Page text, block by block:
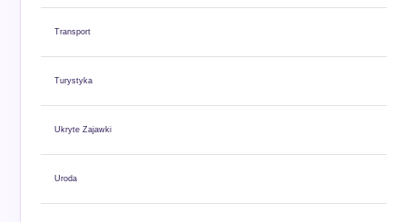
Transport
Turystyka
Ukryte Zajawki
Uroda